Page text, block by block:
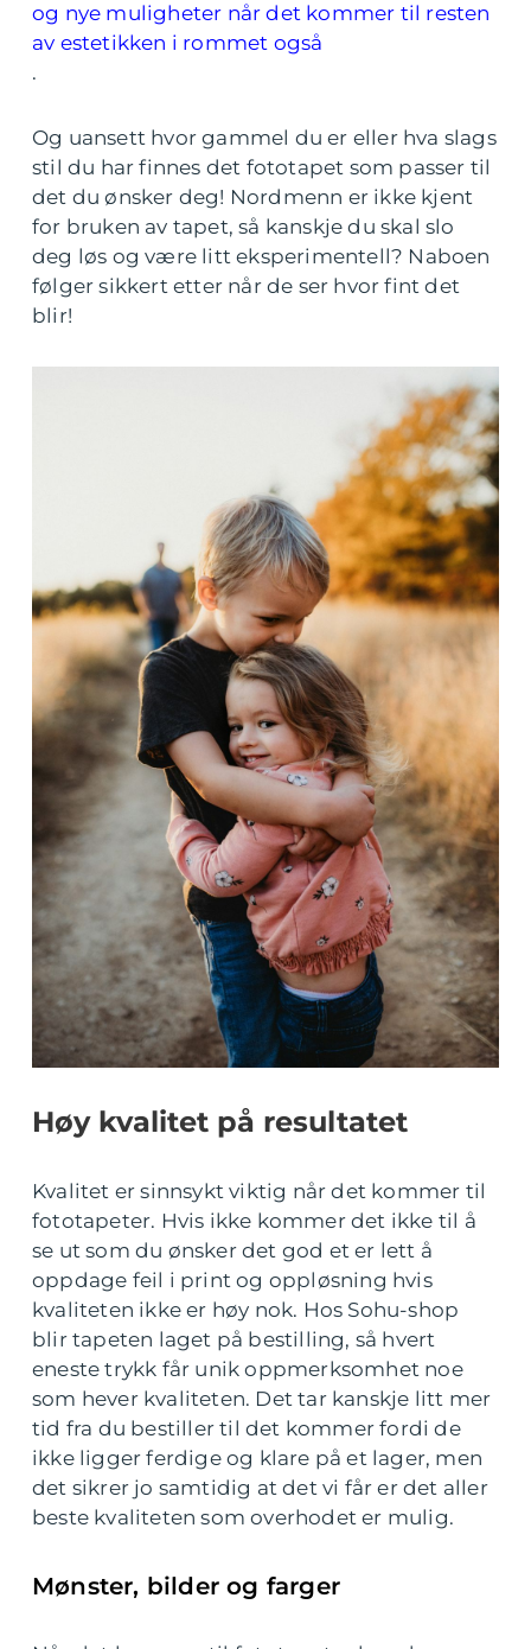
og nye muligheter når det kommer til resten
av estetikken i rommet også
.
Og uansett hvor gammel du er eller hva slags
stil du har finnes det fototapet som passer til
det du ønsker deg! Nordmenn er ikke kjent
for bruken av tapet, så kanskje du skal slo
deg løs og være litt eksperimentell? Naboen
følger sikkert etter når de ser hvor fint det
blir!
Høy kvalitet på resultatet
Kvalitet er sinnsykt viktig når det kommer til
fototapeter. Hvis ikke kommer det ikke til å
se ut som du ønsker det god et er lett å
oppdage feil i print og oppløsning hvis
kvaliteten ikke er høy nok. Hos Sohu-shop
blir tapeten laget på bestilling, så hvert
eneste trykk får unik oppmerksomhet noe
som hever kvaliteten. Det tar kanskje litt mer
tid fra du bestiller til det kommer fordi de
ikke ligger ferdige og klare på et lager, men
det sikrer jo samtidig at det vi får er det aller
beste kvaliteten som overhodet er mulig.
Mønster, bilder og farger